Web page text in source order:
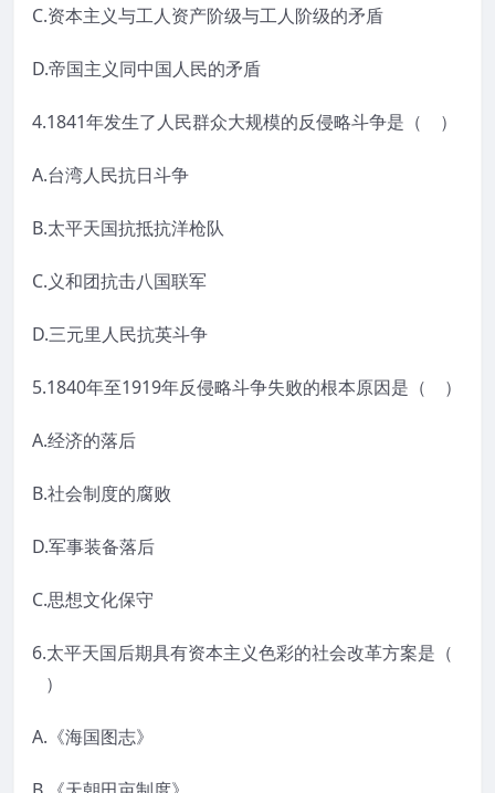
C.资本主义与工人资产阶级与工人阶级的矛盾
D.帝国主义同中国人民的矛盾
4.1841年发生了人民群众大规模的反侵略斗争是（ ）
A.台湾人民抗日斗争
B.太平天国抗抵抗洋枪队
C.义和团抗击八国联军
D.三元里人民抗英斗争
5.1840年至1919年反侵略斗争失败的根本原因是（ ）
A.经济的落后
B.社会制度的腐败
D.军事装备落后
C.思想文化保守
6.太平天国后期具有资本主义色彩的社会改革方案是（
）
A.《海国图志》